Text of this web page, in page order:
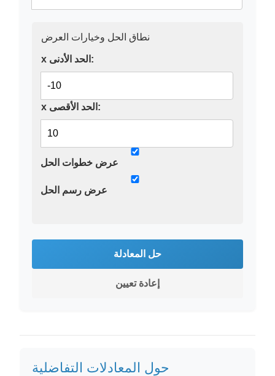
نطاق الحل وخيارات العرض
x الحد الأدنى:
x الحد الأقصى:
عرض خطوات الحل
عرض رسم الحل
حل المعادلة
إعادة تعيين
حول المعادلات التفاضلية